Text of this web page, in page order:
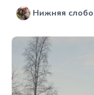
Нижняя